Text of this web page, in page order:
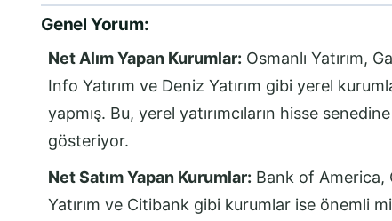
Genel Yorum:
Net Alım Yapan Kurumlar: Osmanlı Yatırım,
Info Yatırım ve Deniz Yatırım gibi yerel
yapmış. Bu, yerel yatırımcıların hisse
gösteriyor.
Net Satım Yapan Kurumlar: Bank of America,
Yatırım ve Citibank gibi kurumlar ise önemli